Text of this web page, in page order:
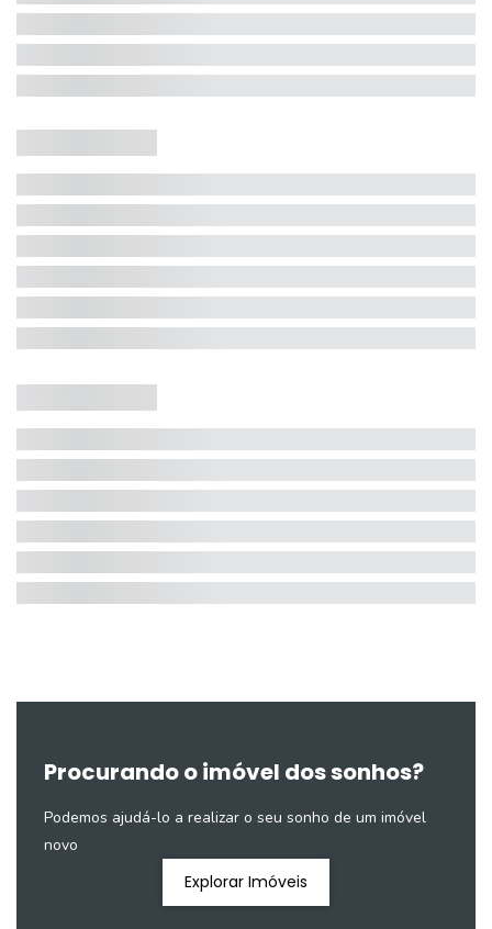
Procurando o imóvel dos sonhos?
Podemos ajudá-lo a realizar o seu sonho de um imóvel
novo
Explorar Imóveis